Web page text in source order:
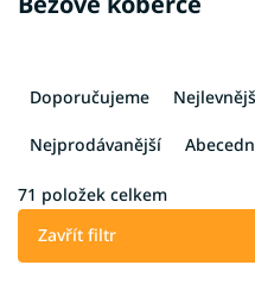
í
p
Doporučujeme
Nejprodávanější
71 položek celkem
Zavřít filtr